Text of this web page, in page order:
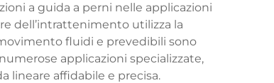
a guida a perni nelle applicazioni
dell’intrattenimento utilizza la
fluidi e prevedibili sono
applicazioni specializzate,
lineare affidabile e precisa.